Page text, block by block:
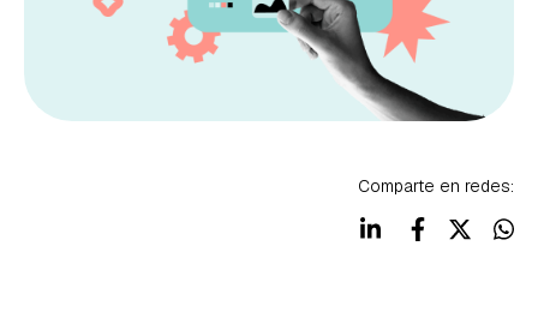
Comparte en redes: